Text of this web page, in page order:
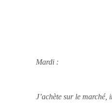
Mardi :
J’achète sur le marché,